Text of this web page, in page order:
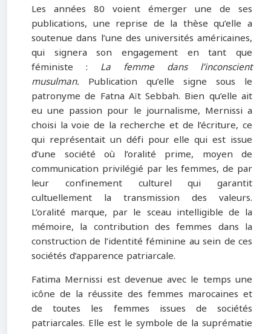
Les années 80 voient émerger une de ses
publications, une reprise de la thèse qu’elle a
soutenue dans l’une des universités américaines,
qui signera son engagement en tant que
féministe : La femme dans l’inconscient
musulman. Publication qu’elle signe sous le
patronyme de Fatna Aït Sebbah. Bien qu’elle ait
eu une passion pour le journalisme, Mernissi a
choisi la voie de la recherche et de l’écriture, ce
qui représentait un défi pour elle qui est issue
d’une société où l’oralité prime, moyen de
communication privilégié par les femmes, de par
leur confinement culturel qui garantit
cultuellement la transmission des valeurs.
L’oralité marque, par le sceau intelligible de la
mémoire, la contribution des femmes dans la
construction de l’identité féminine au sein de ces
sociétés d’apparence patriarcale.
Fatima Mernissi est devenue avec le temps une
icône de la réussite des femmes marocaines et
de toutes les femmes issues de sociétés
patriarcales. Elle est le symbole de la suprématie